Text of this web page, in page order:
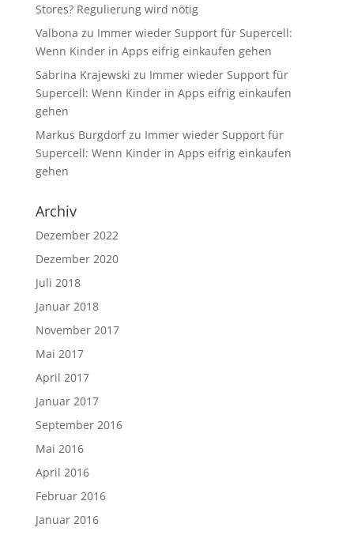
Stores? Regulierung wird nötig
Valbona zu Immer wieder Support für Supercell:
Wenn Kinder in Apps eifrig einkaufen gehen
Sabrina Krajewski zu Immer wieder Support für
Supercell: Wenn Kinder in Apps eifrig einkaufen
gehen
Markus Burgdorfzu Immer wieder Support für
Supercell: Wenn Kinder in Apps eifrig einkaufen
gehen
Archiv
Dezember 2022
Dezember 2020
Juli 2018
Januar 2018
November 2017
Mai 2017
April 2017
Januar 2017
September 2016
Mai 2016
April 2016
Februar 2016
Januar 2016